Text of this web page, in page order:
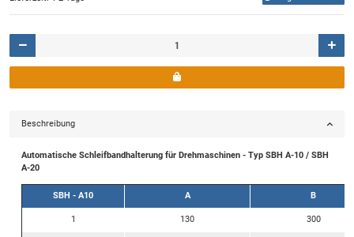
Beschreibung
Automatische Schleifbandhalterung für Drehmaschinen - Typ SBH A-10 / SBH
A-20
SBH - A10 A B
1 130 300